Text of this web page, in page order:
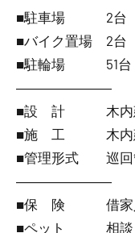
■駐車場 2台（
■バイク置場 2台
■駐輪場 51台
―――――――
■設 計 木内建
■施 工 木内建
■管理形式 巡回
―――――――
■保 険 借家人
■ペット 相談（